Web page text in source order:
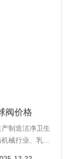
阀价格
制造洁净卫生
械行业、乳制